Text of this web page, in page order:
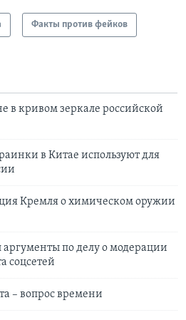
Факты против фейков
в кривом зеркале российской
в Китае используют для
Кремля о химическом оружии
по делу о модерации
соцсетей
– вопрос времени